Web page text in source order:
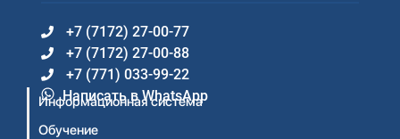
+7 (7172) 27-00-77
+7 (7172) 27-00-88
+7 (771) 033-99-22
Написать в WhatsApp
Информационная система
Обучение